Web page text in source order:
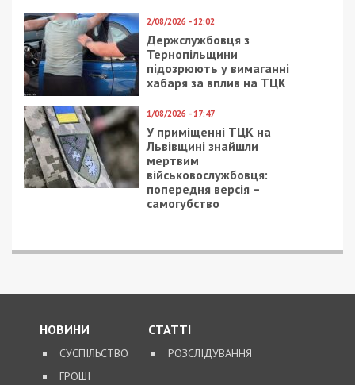
2/08/2026 - 12:02
Держслужбовця з
Тернопільщини
підозрюють у вимаганні
хабаря за вплив на ТЦК
1/08/2026 - 17:47
У приміщенні ТЦК на
Львівщині знайшли
мертвим
військовослужбовця:
попередня версія –
самогубство
НОВИНИ
СУСПІЛЬСТВО
ГРОШІ
СТАТТІ
РОЗСЛІДУВАННЯ